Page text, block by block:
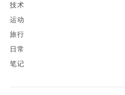
技术
运动
旅行
日常
笔记